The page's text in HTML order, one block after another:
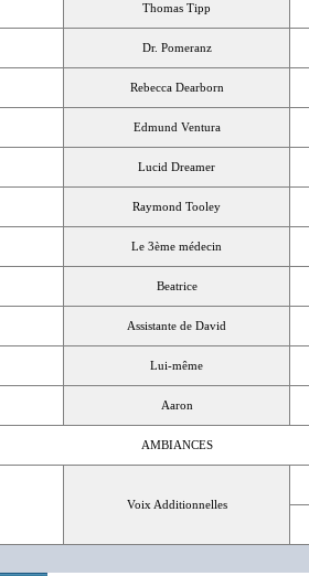
Thomas Tipp
Dr. Pomeranz
Rebecca Dearborn
Edmund Ventura
Lucid Dreamer
Raymond Tooley
Le 3ème médecin
Beatrice
Assistante de David
Lui-même
Aaron
AMBIANCES
Voix Additionnelles